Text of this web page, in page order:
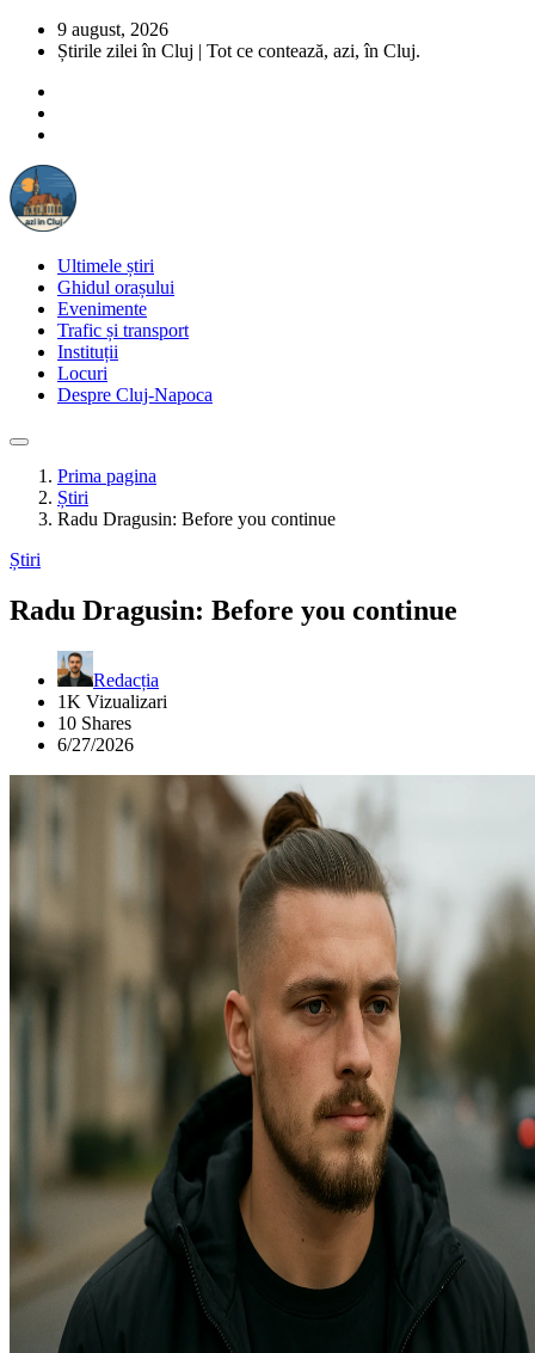
9 august, 2026
Știrile zilei în Cluj | Tot ce contează, azi, în Cluj.
Ultimele știri
Ghidul orașului
Evenimente
Trafic și transport
Instituții
Locuri
Despre Cluj-Napoca
Prima pagina
Știri
Radu Dragusin: Before you continue
Știri
Radu Dragusin: Before you continue
Redacția
1K Vizualizari
10 Shares
6/27/2026